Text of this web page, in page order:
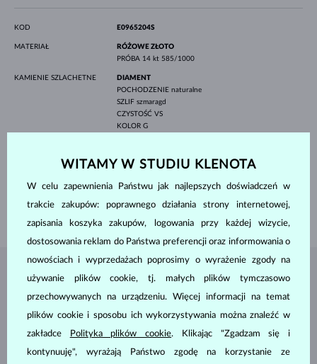
KOD E0965204S
MATERIAŁ
RÓŻOWE ZŁOTO
PRÓBA 14 kt 585/1000
KAMIENIE SZLACHETNE
DIAMENT
POCHODZENIE naturalne
SZLIF szmaragd
CZYSTOŚĆ VS
KOLOR G
WAGA0.140 ct
BIŻUTERIA Z ATELIER KLENOTA
WITAMY W STUDIU KLENOTA
W celu zapewnienia Państwu jak najlepszych doświadczeń w
trakcie zakupów: poprawnego działania strony internetowej,
zapisania koszyka zakupów, logowania przy każdej wizycie,
dostosowania reklam do Państwa preferencji oraz informowania o
nowościach i wyprzedażach poprosimy o wyrażenie zgody na
używanie plików cookie, tj. małych plików tymczasowo
przechowywanych na urządzeniu. Więcej informacji na temat
plików cookie i sposobu ich wykorzystywania można znaleźć w
zakładce
Polityka plików cookie. Klikając "Zgadzam się i
kontynuuję", wyrażają Państwo zgodę na korzystanie ze